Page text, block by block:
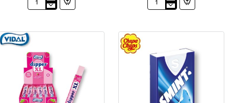
Algodón
azúcar
Grs.
(6Uds)
Escalofrios
(150Uds)